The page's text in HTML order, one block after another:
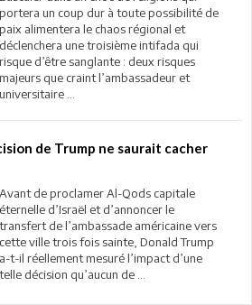
portera un coup dur à toute possibilité de
paix alimentera le chaos régional et
déclenchera une troisième intifada qui
risque d’être sanglante : deux risques
majeurs que craint l’ambassadeur et
universitaire ...
de Trump ne saurait cacher
Avant de proclamer Al-Qods capitale
éternelle d’Israël et d’annoncer le
transfert de l’ambassade américaine vers
cette ville trois fois sainte, Donald Trump
a-t-il réellement mesuré l’impact d’une
telle décision qu’aucun de ...